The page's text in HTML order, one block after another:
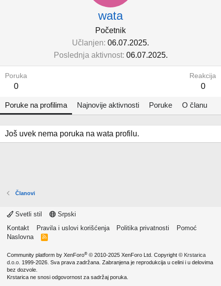
wata
Početnik
Učlanjen 06.07.2025.
Poslednja aktivnost 06.07.2025.
Poruka
0
Reakcija
0
Poruke na profilima Najnovije aktivnosti Poruke O članu
Još uvek nema poruka na wata profilu.
Članovi
Svetli stil
Srpski
Kontakt
Pravila i uslovi korišćenja Politika privatnosti
Pomoć
Naslovna
R
Community platform by XenForo® © 2010-2025 XenForo Ltd. Copyright © Krstarica
d.o.o. 1999-2026. Sva prava zadržana. Zabranjena je reprodukcija u celini i u delovima
bez dozvole.
Krstarica ne snosi odgovornost za sadržaj poruka.